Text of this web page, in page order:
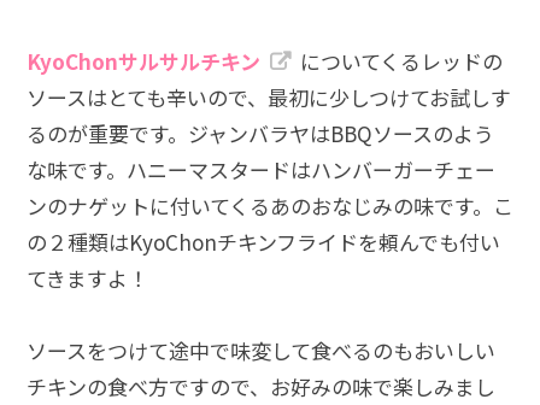
KyoChonサルサルチキン
についてくるレッドの
ソースはとても辛いので、最初に少しつけてお試しす
るのが重要です。ジャンバラヤはBBQソースのよう
な味です。ハニーマスタードはハンバーガーチェー
ンのナゲットに付いてくるあのおなじみの味です。こ
の２種類はKyoChonチキンフライドを頼んでも付い
てきますよ！
ソースをつけて途中で味変して食べるのもおいしい
チキンの食べ方ですので、お好みの味で楽しみまし